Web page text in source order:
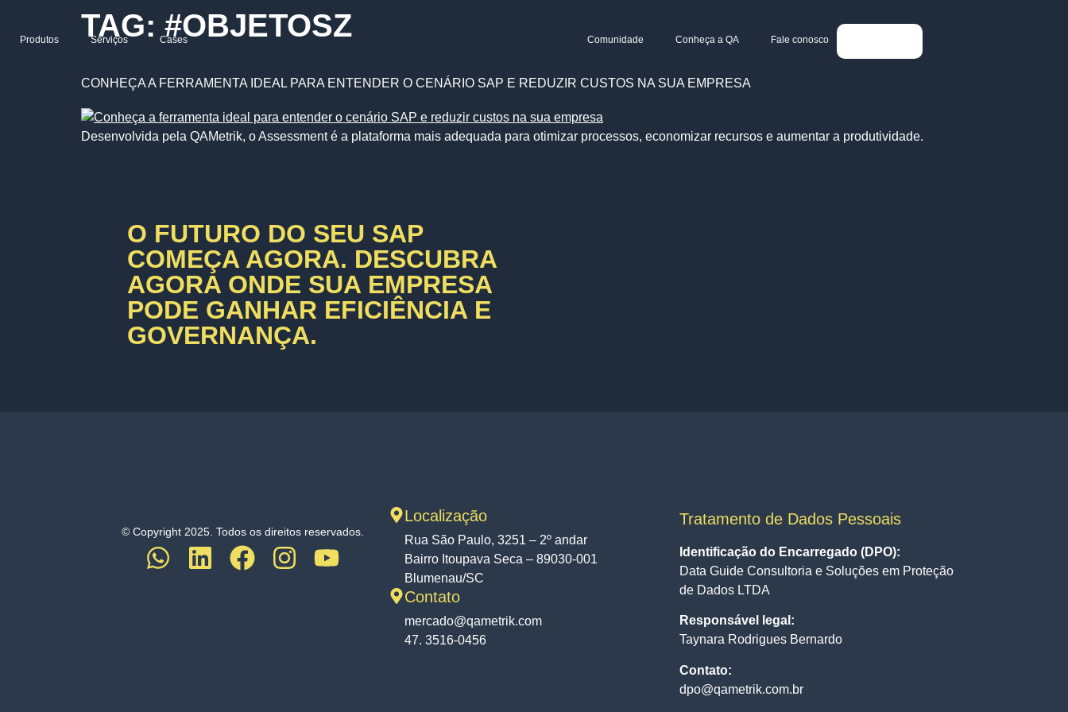
Produtos Serviços Cases Comunidade Conheça a QA Fale conosco
TAG: #OBJETOSZ
CONHEÇA A FERRAMENTA IDEAL PARA ENTENDER O CENÁRIO SAP E REDUZIR CUSTOS NA SUA EMPRESA
Desenvolvida pela QAMetrik, o Assessment é a plataforma mais adequada para otimizar processos, economizar recursos e aumentar a produtividade.
O FUTURO DO SEU SAP
COMEÇA AGORA. DESCUBRA
AGORA ONDE SUA EMPRESA
PODE GANHAR EFICIÊNCIA E
GOVERNANÇA.
© Copyright 2025. Todos os direitos reservados.
Localização
Rua São Paulo, 3251 – 2º andar
Bairro Itoupava Seca – 89030-001
Blumenau/SC
Contato
mercado@qametrik.com
47. 3516-0456
Tratamento de Dados Pessoais
Identificação do Encarregado (DPO):
Data Guide Consultoria e Soluções em Proteção
de Dados LTDA
Responsável legal:
Taynara Rodrigues Bernardo
Contato:
dpo@qametrik.com.br